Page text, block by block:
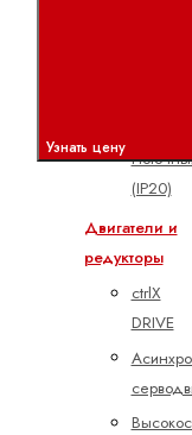
(IP20)
Двигатели и
редукторы
ctrlX
DRIVE
Узнать цену